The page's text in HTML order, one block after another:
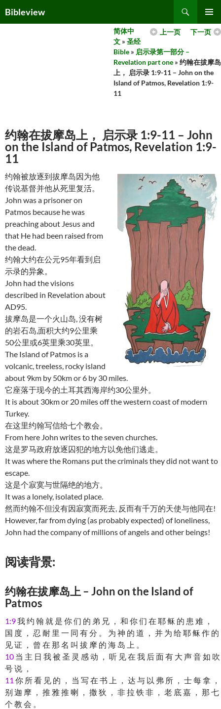
toBibleview
MENU
下一页
上一页
简体中
文 » 圣经
Bible » 启示录第一部分 –
Revelation part one » 约翰在拔摩岛
上， 启示录 1:9-11 – John on the
Island of Patmos, Revelation 1:9-
11
约翰在拔摩岛上， 启示录 1:9-11 – John
on the Island of Patmos, Revelation 1:9-
11
约翰被放逐到拔摩岛因为他
传说基督并他从死里复活。
John was a prisoner on
Patmos because he was
preaching about Jesus and
that He had been raised from
the dead.
约翰大约在公元95年看到启
示录的异象。
John had the visions
described in Revelation about
AD95.
拔摩岛是一个火山岛, 没有树
的岩石岛,面积大约9公里乘
50公里或6英里乘30英里。
The Island of Patmos is a
volcanic, treeless, rocky island
about 9km by 50km or 6 by 30 miles.
它座落于现今的土耳其西海岸约30公里外。
It is about 30km or 20 miles off the western coast of modern
Turkey.
在这里约翰写信给七个教会。
From here John writes to the seven churches.
这是罗马政府放逐囚犯的地方以免他们逃走。
It was where the Romans put the criminals they did not want to
escape.
这是个寂寞与世隔绝的地方。
It was a lonely, isolated place.
然而约翰不但没有因寂寞而死去, 反而有千万的天使与他同在!
However, far from dying (as probably expected) of loneliness,
John had the company of millions of angels and other beings!
阅读背景:
约翰在拔摩岛上 – John on the Island of
Patmos
1:9我 约 翰 就 是 你 们 的 弟 兄 ， 和 你 们 在 耶 稣 的 患 难 ，
国 度 ， 忍 耐 里 一 同 有 分 。 为 神 的 道 ， 并 为 给 耶 稣 作 的
见 证 ， 曾 在 那 名 叫 拔 摩 的 海 岛 上 。
10 当 主 日 我 被 圣 灵 感 动 ， 听 见 在 我 后 面 有 大 声 音 如 吹
号 说 ，
11 你 所 看 见 的 ， 当 写 在 书 上 ， 达 与 以 弗 所 ， 士 每 拿 ，
别 迦 摩 ， 推 雅 推 喇 ， 撒 狄 ， 非 拉 铁 非 ， 老 底 嘉 ， 那 七
个 教 会 。